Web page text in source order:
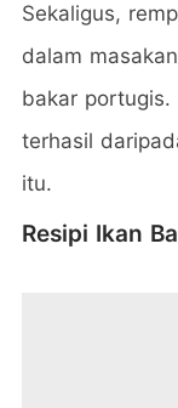
Sekaligus,
dalam
bakar
terhasil
itu.
Resipi Ikan